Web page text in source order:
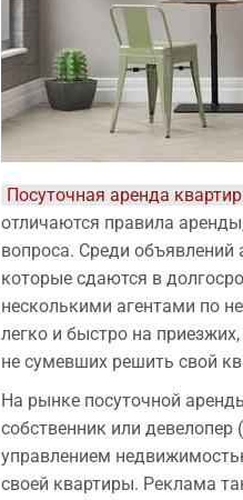
Посуточная аренда квартир
отличаются правила
вопроса. Среди
которые сдаются в
несколькими агентами по
легко и быстро на
не сумевших решить свой
На рынке посуточной
собственник или
управлением
своей квартиры. Реклама